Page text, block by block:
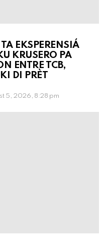
EKSPERENSIÁ
KRUSERO PA
ENTRE TCB,
DI PRÈT
5, 2026, 8:28 pm